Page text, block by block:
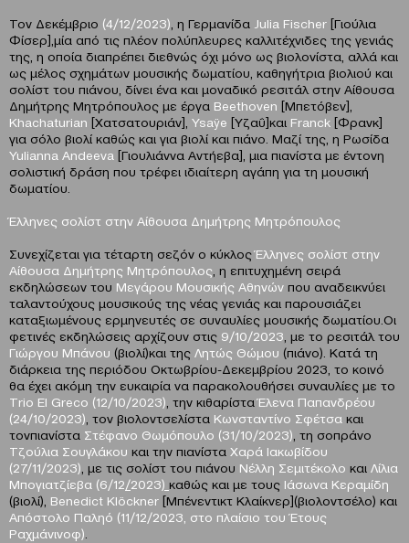
Τον Δεκέμβριο (4/12/2023) , η Γερμανίδα Julia Fischer [Γιούλια
Φίσερ],μία από τις πλέον πολύπλευρες καλλιτέχνιδες της γενιάς
της, η οποία διαπρέπει διεθνώς όχι μόνο ως βιολονίστα, αλλά και
ως μέλος σχημάτων μουσικής δωματίου, καθηγήτρια βιολιού και
σολίστ του πιάνου, δίνει ένα και μοναδικό ρεσιτάλ στην Αίθουσα
Δημήτρης Μητρόπουλος με έργα Beethoven [Μπετόβεν],
Khachaturian [Χατσατουριάν], Ysaÿe [Υζαΰ]και Franck [Φρανκ]
για σόλο βιολί καθώς και για βιολί και πιάνο. Μαζί της, η Ρωσίδα
Yulianna Andeeva [Γιουλιάννα Αντήεβα], μια πιανίστα με έντονη
σολιστική δράση που τρέφει ιδιαίτερη αγάπη για τη μουσική
δωματίου.
Έλληνες σολίστ στην Αίθουσα Δημήτρης Μητρόπουλος
Συνεχίζεται για τέταρτη σεζόν ο κύκλοςΈλληνες σολίστ στην
Αίθουσα Δημήτρης Μητρόπουλος , η επιτυχημένη σειρά
εκδηλώσεων του Μεγάρου Μουσικής Αθηνών που αναδεικνύει
ταλαντούχους μουσικούς της νέας γενιάς και παρουσιάζει
καταξιωμένους ερμηνευτές σε συναυλίες μουσικής δωματίου.Οι
φετινές εκδηλώσεις αρχίζουν στις 9/10/2023 , με το ρεσιτάλ του
Γιώργου Μπάνου (βιολί)και της Λητώς Θώμου (πιάνο). Κατά τη
διάρκεια της περιόδου Οκτωβρίου-Δεκεμβρίου 2023, το κοινό
θα έχει ακόμη την ευκαιρία να παρακολουθήσει συναυλίες με το
Τrio El Greco (12/10/2023) , την κιθαρίσταΈλενα Παπανδρέου
(24/10/2023) , τον βιολοντσελίστα Κωνσταντίνο Σφέτσα και
τονπιανίστα Στέφανο Θωμόπουλο (31/10/2023) , τη σοπράνο
Τζούλια Σουγλάκου και την πιανίστα Χαρά Ιακωβίδου
(27/11/2023) , με τις σολίστ του πιάνου Νέλλη Σεμιτέκολο και Λίλια
Μπογιατζίεβα (6/12/2023) καθώς και με τους Ιάσωνα Κεραμίδη
(βιολί), Benedict Klöckner [Μπένεντικτ Κλαίκνερ](βιολοντσέλο) και
Απόστολο Παληό (11/12/2023, στο πλαίσιο του Έτους
Ραχμάνινοφ)